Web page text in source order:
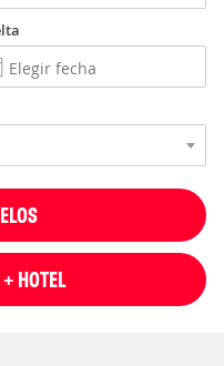
HOTEL